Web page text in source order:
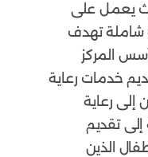
يعمل على
شاملة تهدف
المركز
خدمات رعاية
إلى رعاية
تقديم
الذين